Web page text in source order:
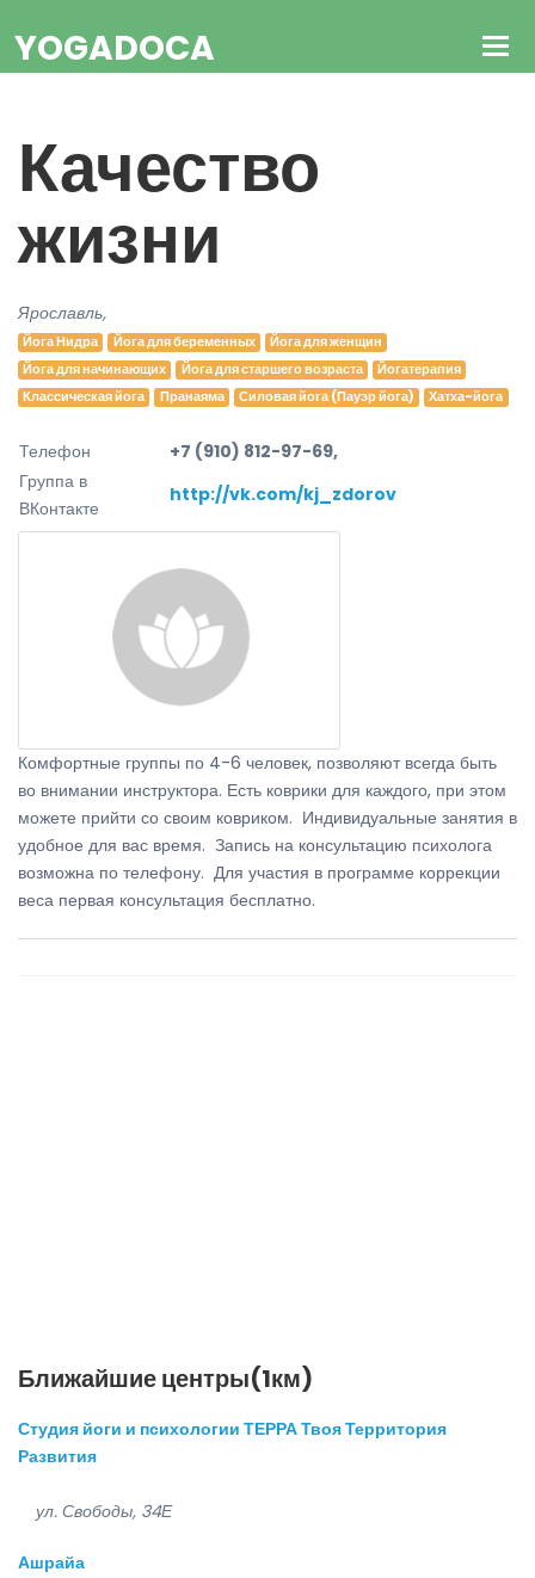
YOGADOCA
Качество
жизни
Ярославль,
Йога Нидра Йога для беременных
Йога для женщин
Йога для начинающих
Йога для старшего возраста
Йогатерапия
Классическая йога
Пранаяма Силовая йога (Пауэр йога) Хатха-йога
Телефон
+7 (910) 812-97-69,
Группа в
ВКонтакте
http://vk.com/kj_zdorov
Комфортные группы по 4-6 человек, позволяют всегда быть
во внимании инструктора. Есть коврики для каждого, при этом
можете прийти со своим ковриком. Индивидуальные занятия в
удобное для вас время. Запись на консультацию психолога
возможна по телефону. Для участия в программе коррекции
веса первая консультация бесплатно.
Ближайшие центры(1км)
Студия йоги и психологии ТЕРРА Твоя Территория
Развития
ул. Свободы, 34Е
Ашрайа